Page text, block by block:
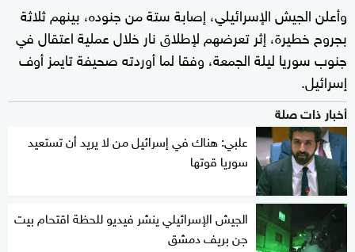
وأعلن الجيش الإسرائيلي، إصابة ستة من جنوده، بينهم ثلاثة
بجروح خطيرة، إثر تعرضهم لإطلاق نار خلال عملية اعتقال في
جنوب سوريا ليلة الجمعة، وفقا لما أوردته صحيفة تايمز أوف
إسرائيل.
أخبار ذات صلة
علبي: هناك في إسرائيل من لا يريد أن تستعيد
سوريا قوتها
الجيش الإسرائيلي ينشر فيديو للحظة اقتحام بيت
جن بريف دمشق